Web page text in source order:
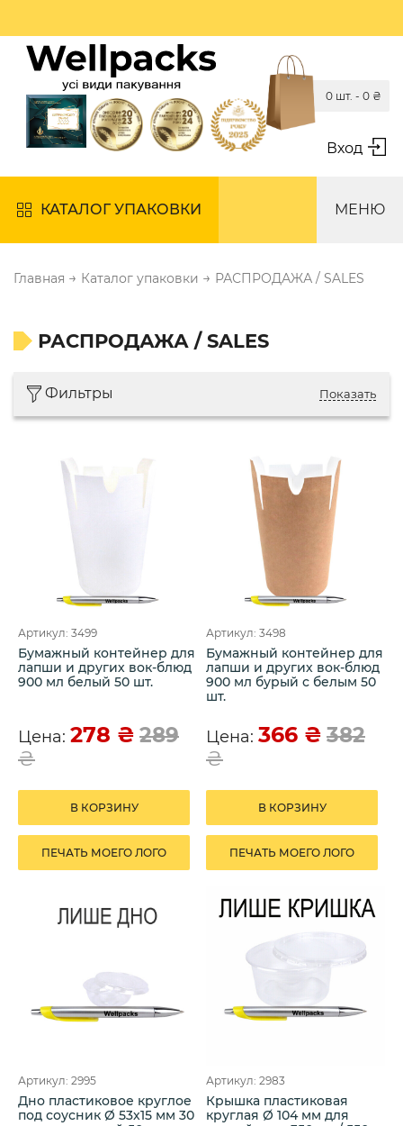
Вход
0 шт. - 0 ₴
КАТАЛОГ УПАКОВКИ МЕНЮ
Главная → Каталог упаковки → РАСПРОДАЖА / SALES
РАСПРОДАЖА / SALES
Фильтры Показать
Артикул: 3499
Бумажный контейнер для
лапши и других вок-блюд
900 мл белый 50 шт.
Цена: 278 ₴ 289
₴
В КОРЗИНУ
ПЕЧАТЬ МОЕГО ЛОГО
Артикул: 3498
Бумажный контейнер для
лапши и других вок-блюд
900 мл бурый с белым 50
шт.
Цена: 366 ₴ 382
₴
В КОРЗИНУ
ПЕЧАТЬ МОЕГО ЛОГО
Артикул: 2995
Дно пластиковое круглое
под соусник Ø 53х15 мм 30
Артикул: 2983
Крышка пластиковая
круглая Ø 104 мм для